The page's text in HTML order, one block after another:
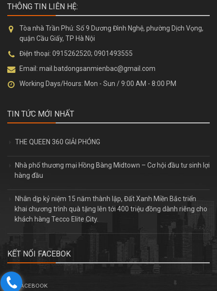
THÔNG TIN LIÊN HỆ:
Tòa nhà Trần Phú: Số 9 Dương Đình Nghệ, phường Dịch Vọng,
quận Cầu Giấy, TP Hà Nội
Điện thoại: 0915262520; 0901493555
Email: mail.batdongsanmienbac@gmail.com
Working Days/Hours: Mon - Sun / 9:00 AM - 8:00 PM
TIN TỨC MỚI NHẤT
THE QUEEN 360 GIẢI PHÓNG
Nhà phố thương mại Hồng Bàng Midtown – Cơ hội đầu tư sinh lợi
hàng đầu
Nhân dịp kỷ niệm 15 năm thành lập, Đất Xanh Miền Bắc triển
khai chương trình quà tặng lên tới 400 triệu đồng dành riêng cho
khách hàng Tecco Elite City.
KẾT NỐI FACEBOK
FACEBOOK